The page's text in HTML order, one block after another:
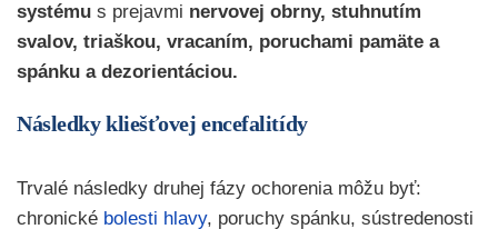
systému s prejavmi nervovej obrny, stuhnutím
svalov, triaškou, vracaním, poruchami pamäte a
spánku a dezorientáciou.
Následky kliešťovej encefalitídy
Trvalé následky druhej fázy ochorenia môžu byť:
chronické bolesti hlavy, poruchy spánku, sústredenosti